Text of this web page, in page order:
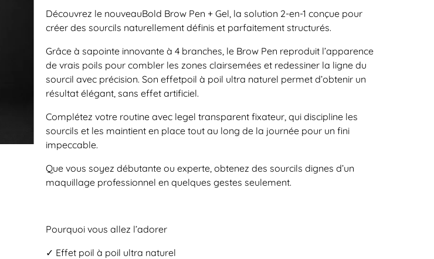
Découvrez le nouveauBold Brow Pen + Gel, la solution 2-en-1 conçue pour
créer des sourcils naturellement définis et parfaitement structurés.
Grâce à sapointe innovante à 4 branches, le Brow Pen reproduit l’apparence
de vrais poils pour combler les zones clairsemées et redessiner la ligne du
sourcil avec précision. Son effetpoil à poil ultra naturel permet d’obtenir un
résultat élégant, sans effet artificiel.
Complétez votre routine avec legel transparent fixateur, qui discipline les
sourcils et les maintient en place tout au long de la journée pour un fini
impeccable.
Que vous soyez débutante ou experte, obtenez des sourcils dignes d’un
maquillage professionnel en quelques gestes seulement.
Pourquoi vous allez l’adorer
✓ Effet poil à poil ultra naturel